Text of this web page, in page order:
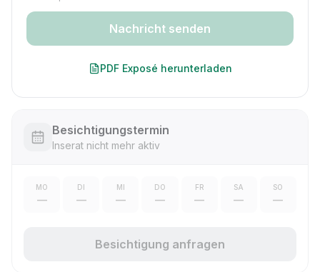
Nachricht senden
PDF Exposé herunterladen
Besichtigungstermin
Inserat nicht mehr aktiv
MO
—
DI
—
MI
—
DO
—
FR
—
SA
—
SO
—
Besichtigung anfragen